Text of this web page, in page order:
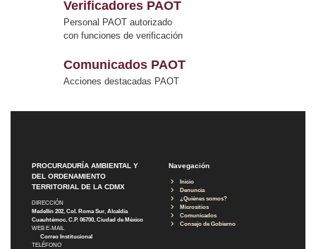
Verificadores PAOT
Personal PAOT autorizado
con funciones de verificación
Comunicados PAOT
Acciones destacadas PAOT
PROCURADURÍA AMBIENTAL Y
DEL ORDENAMIENTO
TERRITORIAL DE LA CDMX
DIRECCIÓN
Medellín 202, Col. Roma Sur, Alcaldía
Cuauhtémoc, C.P. 06700, Ciudad de México
WEB E-MAIL
Correo Institucional
TELÉFONO
Navegación
Inicio
Denuncia
¿Quiénes somos?
Micrositios
Comunicados
Consejo de Gobierno